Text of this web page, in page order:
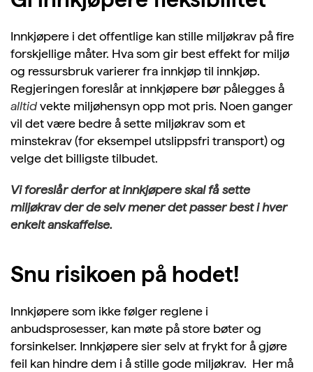
Innkjøpere i det offentlige kan stille miljøkrav på fire
forskjellige måter. Hva som gir best effekt for miljø
og ressursbruk varierer fra innkjøp til innkjøp.
Regjeringen foreslår at innkjøpere bør pålegges å
alltidvekte miljøhensyn opp mot pris. Noen ganger
vil det være bedre å sette miljøkrav som et
minstekrav (for eksempel utslippsfri transport) og
velge det billigste tilbudet.
Vi foreslår derfor at innkjøpere skal få sette
miljøkrav der de selv mener det passer best i hver
enkelt anskaffelse.
Snu risikoen på hodet!
Innkjøpere som ikke følger reglene i
anbudsprosesser, kan møte på store bøter og
forsinkelser. Innkjøpere sier selv at frykt for å gjøre
feil kan hindre dem i å stille gode miljøkrav. Her må